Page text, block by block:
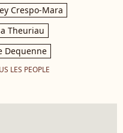
Crespo-Mara
Theuriau
Dequenne
LES PEOPLE